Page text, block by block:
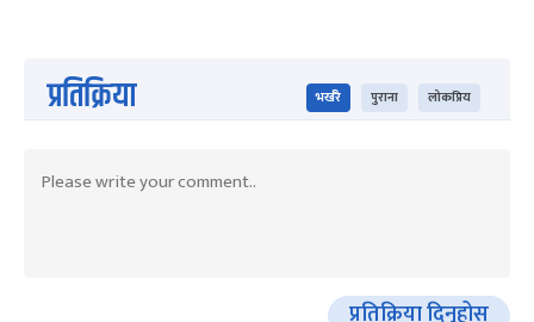
प्रतिक्रिया भर्खरै पुराना लोकप्रिय